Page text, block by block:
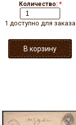
Количество: *
1 доступно для заказа